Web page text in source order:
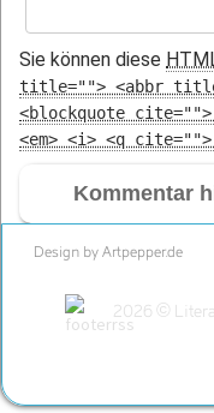
Sie können diese
title=""> <abbr
<blockquote
<em> <i> <q
2026 ©
Design by Artpepper.de